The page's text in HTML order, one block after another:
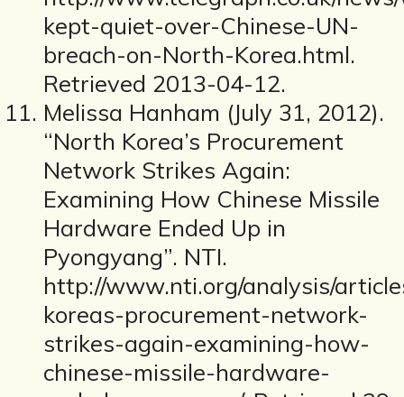
kept-quiet-over-Chinese-UN-
breach-on-North-Korea.html.
Retrieved 2013-04-12.
Melissa Hanham (July 31, 2012).
“North Korea’s Procurement
Network Strikes Again:
Examining How Chinese Missile
Hardware Ended Up in
Pyongyang”. NTI.
http://www.nti.org/analysis/
koreas-procurement-network-
strikes-again-examining-how-
chinese-missile-hardware-